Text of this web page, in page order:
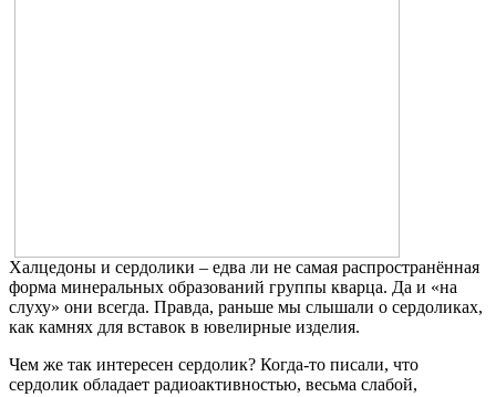
Халцедоны и сердолики – едва ли не самая распространённая
форма минеральных образований группы кварца. Да и «на
слуху» они всегда. Правда, раньше мы слышали о сердоликах,
как камнях для вставок в ювелирные изделия.
Чем же так интересен сердолик? Когда-то писали, что
сердолик обладает радиоактивностью, весьма слабой,